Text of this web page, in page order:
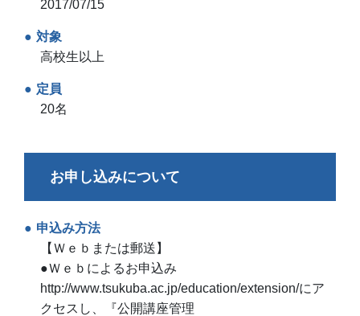
2017/07/15
対象
高校生以上
定員
20名
お申し込みについて
申込み方法
【Ｗｅｂまたは郵送】
●Ｗｅｂによるお申込み
http://www.tsukuba.ac.jp/education/extension/にア
クセスし、『公開講座管理